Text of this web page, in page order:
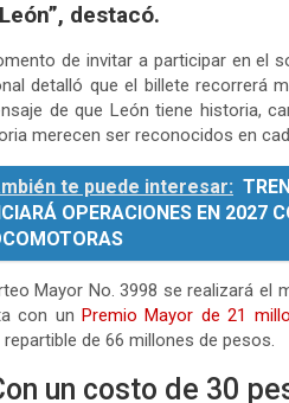
León”, destacó.
de invitar a participar en el
detalló que el billete recorrerá
de que León tiene historia,
merecen ser reconocidos en
te puede interesar:
OPERACIONES EN 2027
Mayor No. 3998 se realizará el
con un Premio Mayor de 21
de 66 millones de pesos.
un costo de 30